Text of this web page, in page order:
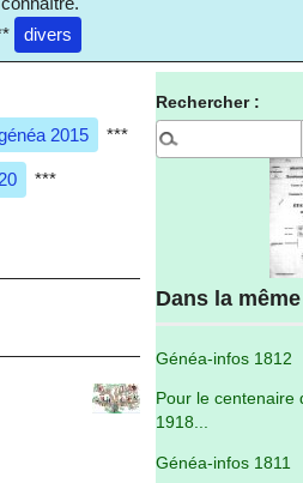
divers
2015 ***
***
Rechercher :
Dans la
Généa-infos 1812
Pour le centenaire
1918...
Généa-infos 1811